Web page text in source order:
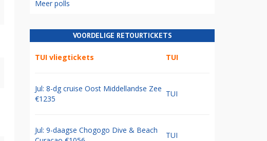
Meer polls
VOORDELIGE RETOURTICKETS
TUI vliegtickets TUI
Jul: 8-dg cruise Oost Middellandse Zee
€1235
TUI
Jul: 9-daagse Chogogo Dive & Beach
TUI